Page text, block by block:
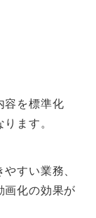
容を標準化
ます。
すい業務、
画化の効果が